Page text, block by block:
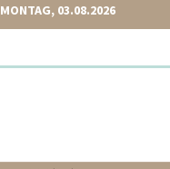
MONTAG, 03.08.2026